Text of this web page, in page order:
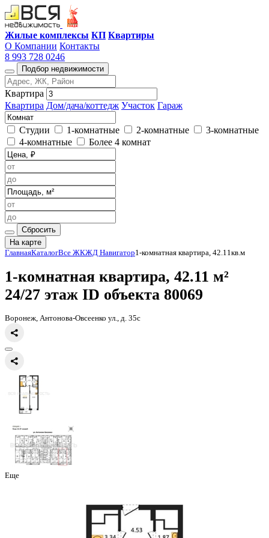
Жилые комплексы КП Квартиры
О Компании Контакты
8 993 728 0246
Подбор недвижимости
Квартира
Квартира Дом/дача/коттедж Участок Гараж
Студии 1-комнатные 2-комнатные
3-комнатные
4-комнатные
Более 4 комнат
Сбросить
На карте
Главная КаталогВсе ЖК ЖД Навигатор
1-комнатная квартира, 42.11
24/27 этаж
Воронеж, Антонова-Овсеенко ул., д. 35с